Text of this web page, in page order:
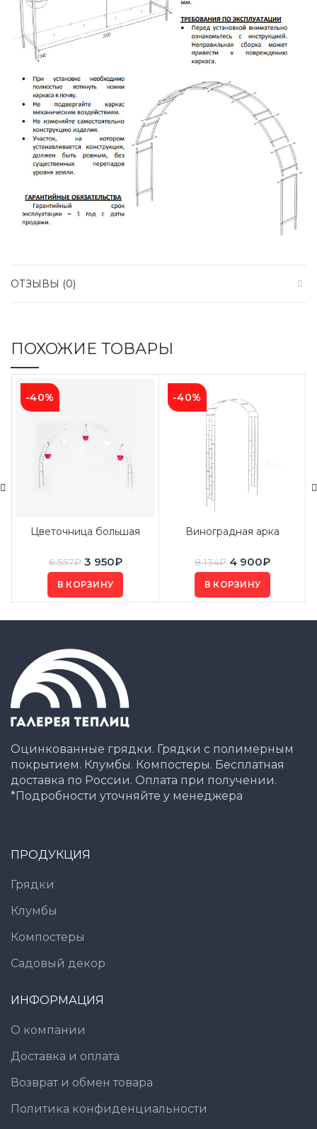
ОТЗЫВЫ (0)
ПОХОЖИЕ ТОВАРЫ
-40%
Цветочница большая
6 557₽ 3 950₽
В КОРЗИНУ
-40%
Виноградная арка
8 134₽ 4 900₽
В КОРЗИНУ
Оцинкованные грядки. Грядки с полимерным
покрытием. Клумбы. Компостеры. Бесплатная
доставка по России. Оплата при получении.
*Подробности уточняйте у менеджера
ПРОДУКЦИЯ
Грядки
Клумбы
Компостеры
Садовый декор
ИНФОРМАЦИЯ
О компании
Доставка и оплата
Возврат и обмен товара
Политика конфиденциальности